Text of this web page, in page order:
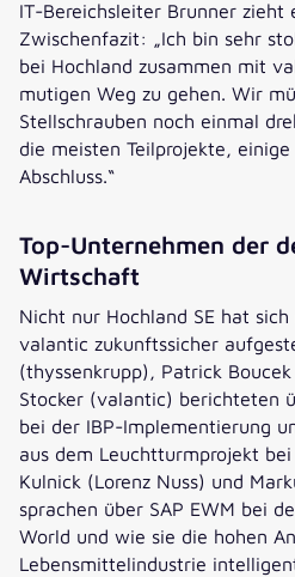
IT-Bereichsleiter Brunner zieht
Zwischenfazit: „Ich bin sehr
bei Hochland zusammen mit
mutigen Weg zu gehen. Wir
Stellschrauben noch einmal
die meisten Teilprojekte,
Abschluss.“
Top-Unternehmen der
Wirtschaft
Nicht nur Hochland SE hat
valantic zukunftssicher
(thyssenkrupp), Patrick
Stocker (valantic) berichteten
bei der IBP-Implementierung
aus dem Leuchtturmprojekt
Kulnick (Lorenz Nuss) und
sprachen über SAP EWM bei
World und wie sie die hohen
Lebensmittelindustrie